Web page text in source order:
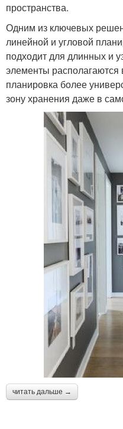
пространства.
Одним из ключевых
линейной и угловой
подходит для длинных и
элементы располагаются
планировка более
зону хранения даже в
читать дальше →